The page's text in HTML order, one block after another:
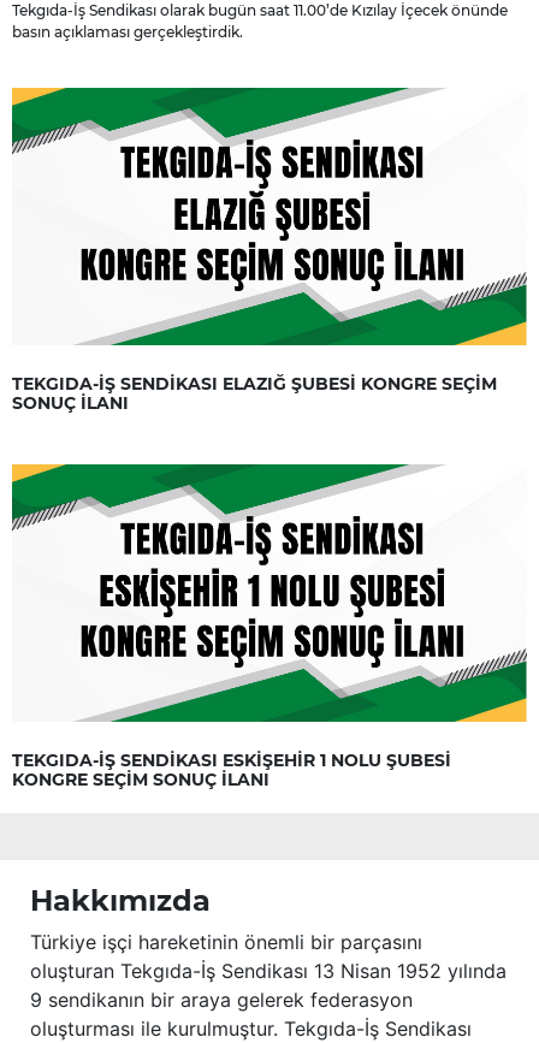
Tekgıda-İş Sendikası olarak bugün saat 11.00’de Kızılay İçecek önünde
basın açıklaması gerçekleştirdik.
TEKGIDA-İŞ SENDİKASI ELAZIĞ ŞUBESİ KONGRE SEÇİM
SONUÇ İLANI
TEKGIDA-İŞ SENDİKASI ESKİŞEHİR 1 NOLU ŞUBESİ
KONGRE SEÇİM SONUÇ İLANI
Hakkımızda
Türkiye işçi hareketinin önemli bir parçasını
oluşturan Tekgıda-İş Sendikası 13 Nisan 1952 yılında
9 sendikanın bir araya gelerek federasyon
oluşturması ile kurulmuştur. Tekgıda-İş Sendikası